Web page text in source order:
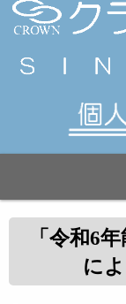
「令和6
に